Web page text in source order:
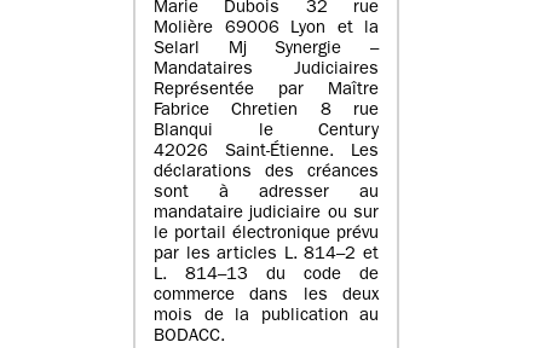
Marie Dubois 32 rue
Molière 69006 Lyon et la
Selarl Mj Synergie –
Mandataires Judiciaires
Représentée par Maître
Fabrice Chretien 8 rue
Blanqui le Century
42026 Saint-Étienne. Les
déclarations des créances
sont à adresser au
mandataire judiciaire ou sur
le portail électronique prévu
par les articles L. 814–2 et
L. 814–13 du code de
commerce dans les deux
mois de la publication au
BODACC.